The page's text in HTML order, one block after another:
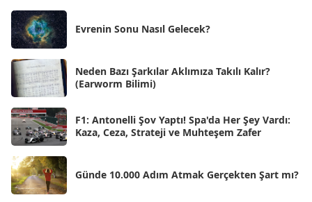
Eki 2025
Eyl 2025 [56]
Ağu 2025
Tem 2025 [45]
Haz 2025
May 2025 [54]
Nis 2025
Mar 2025
Evrenin Sonu Nasıl Gelecek?
Neden Bazı Şarkılar Aklımıza Takılı Kalır?
(Earworm Bilimi)
F1: Antonelli Şov Yaptı! Spa'da Her Şey Vardı:
Kaza, Ceza, Strateji ve Muhteşem Zafer
Günde 10.000 Adım Atmak Gerçekten Şart mı?